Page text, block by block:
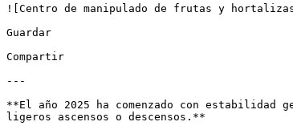
![Centro de manipulado de frutas y
Guardar
Compartir
---
**El año 2025 ha comenzado con
ligeros ascensos o descensos.**